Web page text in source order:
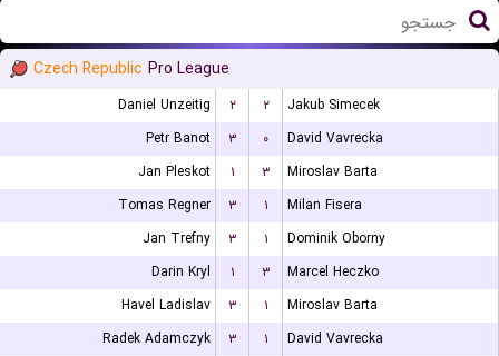
Czech Republic Pro League
Daniel Unzeitig ۲ ۲
Jakub Simecek
Petr Banot
۳ ۰
David Vavrecka
Jan Pleskot
۱ ۳
Miroslav Barta
Tomas Regner
۳ ۱
Milan Fisera
Jan Trefny
۳ ۱
Dominik Oborny
Darin Kryl
۱ ۳
Marcel Heczko
Havel Ladislav
۳ ۱
Miroslav Barta
Radek Adamczyk
۳ ۱
David Vavrecka